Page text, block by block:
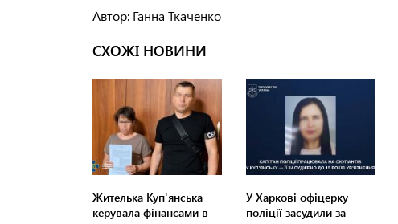
Автор: Ганна Ткаченко
СХОЖІ НОВИНИ
Жителька Куп'янська
керувала фінансами в
У Харкові офіцерку
поліції засудили за